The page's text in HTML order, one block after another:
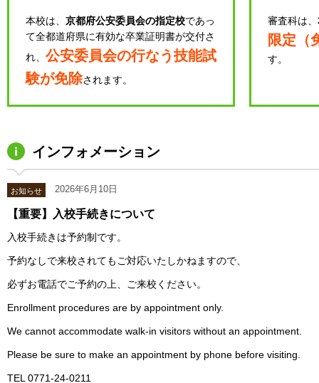
本校は、 京都府公安委員会の指定校であっ
て全都道府県に有効な卒業証明書が交付さ
れ、 公安委員会の行なう技能試
験が免除されます。
審査科は、
限定（
す。
インフォメーション
お知らせ 2026年6月10日
【重要】入校手続きについて
入校手続きは予約制です。
予約なしで来校されてもご対応いたしかねますので、
必ずお電話でご予約の上、ご来校ください。
Enrollment procedures are by appointment only.
We cannot accommodate walk-in visitors without an appointment.
Please be sure to make an appointment by phone before visiting.
TEL 0771-24-0211